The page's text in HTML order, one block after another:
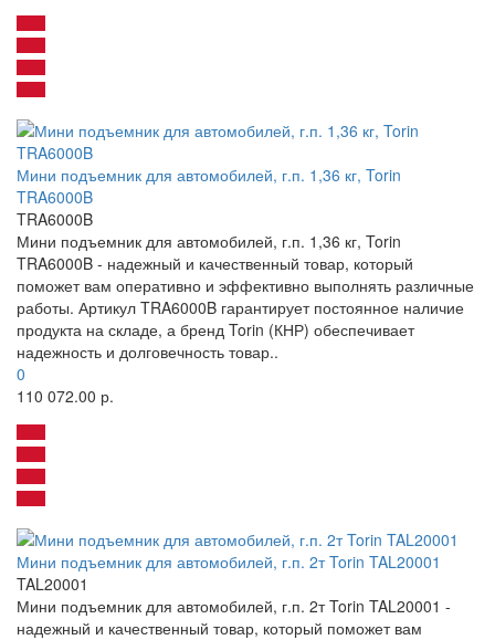
Мини подъемник для автомобилей, г.п. 1,36 кг, Torin
TRA6000B
TRA6000B
Мини подъемник для автомобилей, г.п. 1,36 кг, Torin
TRA6000B - надежный и качественный товар, который
поможет вам оперативно и эффективно выполнять различные
работы. Артикул TRA6000B гарантирует постоянное наличие
продукта на складе, а бренд Torin (КНР) обеспечивает
надежность и долговечность товар..
0
110 072.00 р.
Мини подъемник для автомобилей, г.п. 2т Torin TAL20001
TAL20001
Мини подъемник для автомобилей, г.п. 2т Torin TAL20001 -
надежный и качественный товар, который поможет вам